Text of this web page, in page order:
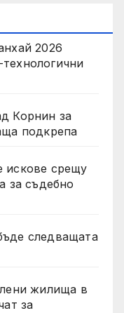
2026
Корнин за
подкрепа
искове срещу
за съдебно
следващата
жилища в
за